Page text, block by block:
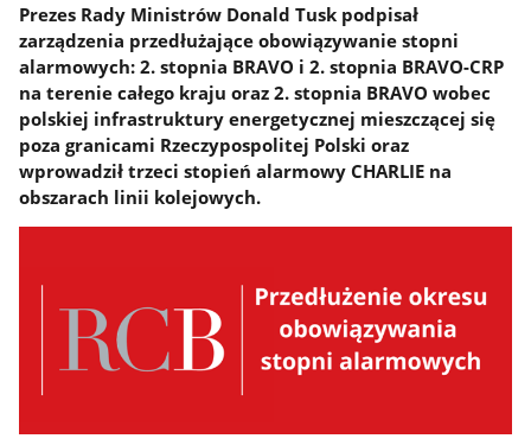
Prezes Rady Ministrów Donald Tusk podpisał
zarządzenia przedłużające obowiązywanie stopni
alarmowych: 2. stopnia BRAVO i 2. stopnia BRAVO-CRP
na terenie całego kraju oraz 2. stopnia BRAVO wobec
polskiej infrastruktury energetycznej mieszczącej się
poza granicami Rzeczypospolitej Polski oraz
wprowadził trzeci stopień alarmowy CHARLIE na
obszarach linii kolejowych.